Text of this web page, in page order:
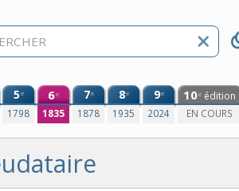
5e
1798
6e
1835
7e
1878
8e
1935
9e
2024
10e édition
EN COURS